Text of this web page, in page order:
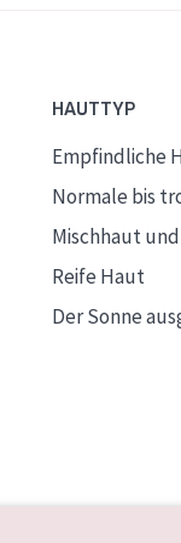
HAUTTYP
Empfindliche
Normale bis
Mischhaut
Reife Haut
Der Sonne